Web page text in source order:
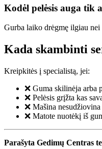
Kodėl pelėsis auga tik
Gurba laiko drėgmę ilgiau
Kada skambinti
Kreipkitės į specialistą, jei:
❌ Guma skilinėja arba
❌ Pelėsis grįžta kas
❌ Mašina
❌ Matote nuotėkį iš
Parašyta Gedimų Centras